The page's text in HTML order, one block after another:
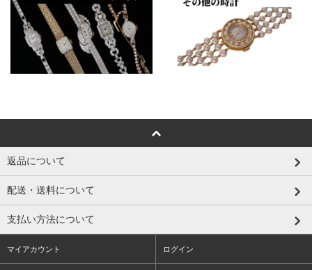
返品について
配送・送料について
支払い方法について
マイアカウント ログイン